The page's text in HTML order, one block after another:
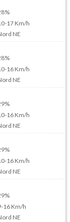
%
-17Km/h
NE
%
-16Km/h
NE
%
-16Km/h
NE
%
-16Km/h
NE
%
-16Km/h
NE